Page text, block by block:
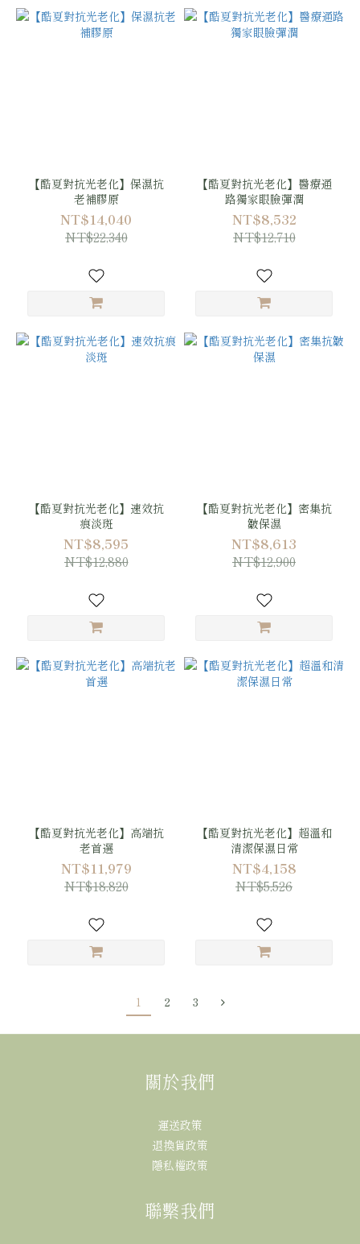
【酷夏對抗光老化】保濕抗
老補膠原
NT$14,040
NT$22,340
【酷夏對抗光老化】醫療通
路獨家眼臉彈潤
NT$8,532
NT$12,710
【酷夏對抗光老化】速效抗
痕淡斑
NT$8,595
NT$12,880
【酷夏對抗光老化】密集抗
皺保濕
NT$8,613
NT$12,900
【酷夏對抗光老化】高端抗
老首選
NT$11,979
NT$18,820
【酷夏對抗光老化】超溫和
清潔保濕日常
NT$4,158
NT$5,526
1 2 3
關於我們
運送政策
退換貨政策
隱私權政策
聯繫我們